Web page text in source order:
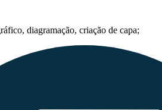
diagramação, criação de capa;